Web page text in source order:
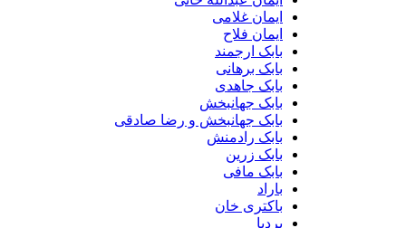
ایمان غلامی
ایمان فلاح
بابک ارجمند
بابک برهانی
بابک جاهدی
بابک جهانبخش
بابک جهانبخش و رضا صادقی
بابک رادمنش
بابک زرین
بابک مافی
باراد
باکتری خان
بردیا